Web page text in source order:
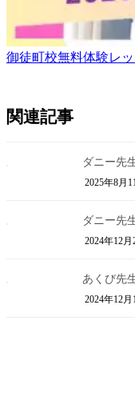
御徒町校無料体験レ
関連記事
ダニー先
2025年8月
ダニー先
2024年12月
あくび先
2024年12月